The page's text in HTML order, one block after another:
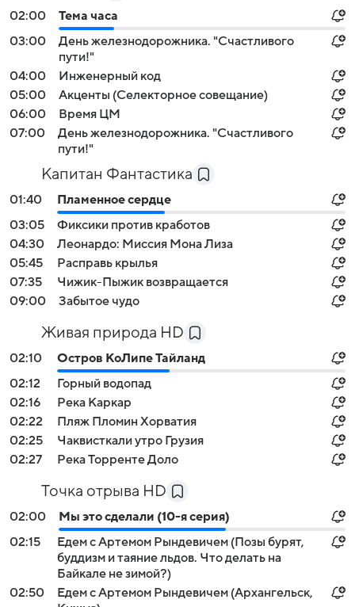
02:00
Тема часа
03:00
День железнодорожника. "Счастливого
пути!"
04:00
Инженерный код
05:00
Акценты (Селекторное совещание)
06:00
Время ЦМ
07:00
День железнодорожника. "Счастливого
пути!"
Капитан Фантастика
01:40
Пламенное сердце
03:05
Фиксики против кработов
04:30
Леонардо: Миссия Мона Лиза
05:45
Расправь крылья
07:35
Чижик-Пыжик возвращается
09:00
Забытое чудо
Живая природа HD
02:10
Остров КоЛипе Тайланд
02:12
Горный водопад
02:16
Река Каркар
02:22
Пляж Пломин Хорватия
02:25
Чаквисткали утро Грузия
02:27
Река Торренте Доло
Точка отрыва HD
02:00
Мы это сделали (10-я серия)
02:15
Едем с Артемом Рындевичем (Позы бурят,
буддизм и таяние льдов. Что делать на
Байкале не зимой?)
02:50
Едем с Артемом Рындевичем (Архангельск,